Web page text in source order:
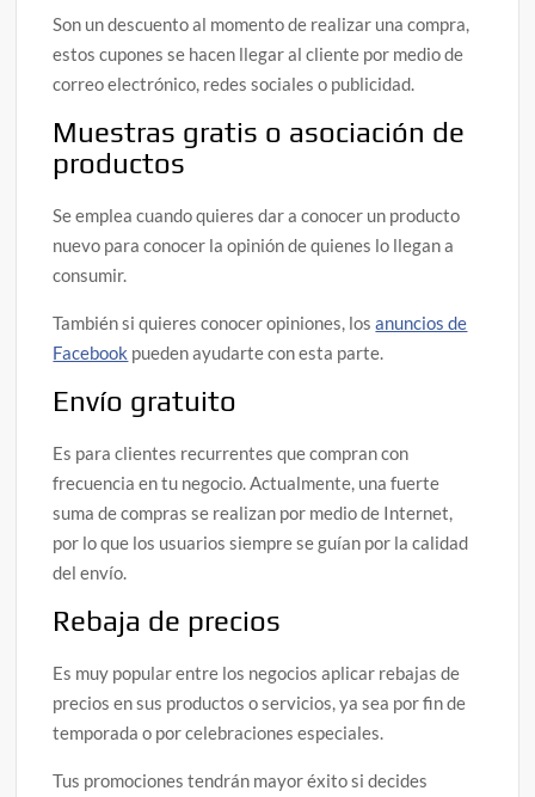
Son un descuento al momento de realizar una compra,
estos cupones se hacen llegar al cliente por medio de
correo electrónico, redes sociales o publicidad.
Muestras gratis o asociación de
productos
Se emplea cuando quieres dar a conocer un producto
nuevo para conocer la opinión de quienes lo llegan a
consumir.
También si quieres conocer opiniones, losanuncios de
Facebook pueden ayudarte con esta parte.
Envío gratuito
Es para clientes recurrentes que compran con
frecuencia en tu negocio. Actualmente, una fuerte
suma de compras se realizan por medio de Internet,
por lo que los usuarios siempre se guían por la calidad
del envío.
Rebaja de precios
Es muy popular entre los negocios aplicar rebajas de
precios en sus productos o servicios, ya sea por fin de
temporada o por celebraciones especiales.
Tus promociones tendrán mayor éxito si decides